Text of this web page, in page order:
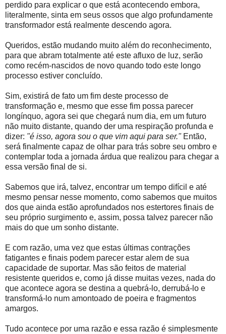
perdido para explicar o que está acontecendo embora,
literalmente, sinta em seus ossos que algo profundamente
transformador está realmente descendo agora.
Queridos, estão mudando muito além do reconhecimento,
para que abram totalmente até este afluxo de luz, serão
como recém-nascidos de novo quando todo este longo
processo estiver concluído.
Sim, existirá de fato um fim deste processo de
transformação e, mesmo que esse fim possa parecer
longínquo, agora sei que chegará num dia, em um futuro
não muito distante, quando der uma respiração profunda e
dizer: "é isso, agora sou o que vim aqui para ser."Então,
será finalmente capaz de olhar para trás sobre seu ombro e
contemplar toda a jornada árdua que realizou para chegar a
essa versão final de si.
Sabemos que irá, talvez, encontrar um tempo difícil e até
mesmo pensar nesse momento, como sabemos que muitos
dos que ainda estão aprofundados nos estertores finais de
seu próprio surgimento e, assim, possa talvez parecer não
mais do que um sonho distante.
E com razão, uma vez que estas últimas contrações
fatigantes e finais podem parecer estar alem de sua
capacidade de suportar. Mas são feitos de material
resistente queridos e, como já disse muitas vezes, nada do
que acontece agora se destina a quebrá-lo, derrubá-lo e
transformá-lo num amontoado de poeira e fragmentos
amargos.
Tudo acontece por uma razão e essa razão é simplesmente